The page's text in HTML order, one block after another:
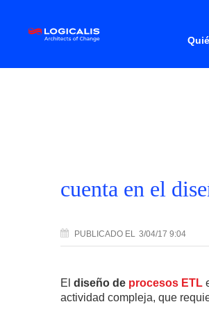
cuenta en el
PUBLICADO EL 3/04/17 9:04
El diseño de procesos ETL
actividad compleja, que